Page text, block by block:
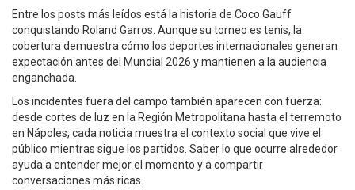
Entre los posts más leídos está la historia de Coco Gauff
conquistando Roland Garros. Aunque su torneo es tenis, la
cobertura demuestra cómo los deportes internacionales generan
expectación antes del Mundial 2026 y mantienen a la audiencia
enganchada.
Los incidentes fuera del campo también aparecen con fuerza:
desde cortes de luz en la Región Metropolitana hasta el terremoto
en Nápoles, cada noticia muestra el contexto social que vive el
público mientras sigue los partidos. Saber lo que ocurre alrededor
ayuda a entender mejor el momento y a compartir
conversaciones más ricas.